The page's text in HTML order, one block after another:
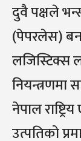
दुवै पक्षले
(पेपरलेस)
लजिस्टिक्स
नियन्त्रणमा
नेपाल
उत्पतिको